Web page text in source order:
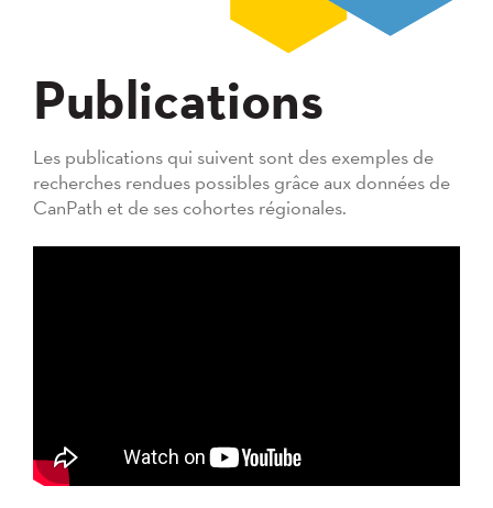
Publications
Les publications qui suivent sont des exemples de
recherches rendues possibles grâce aux données de
CanPath et de ses cohortes régionales.